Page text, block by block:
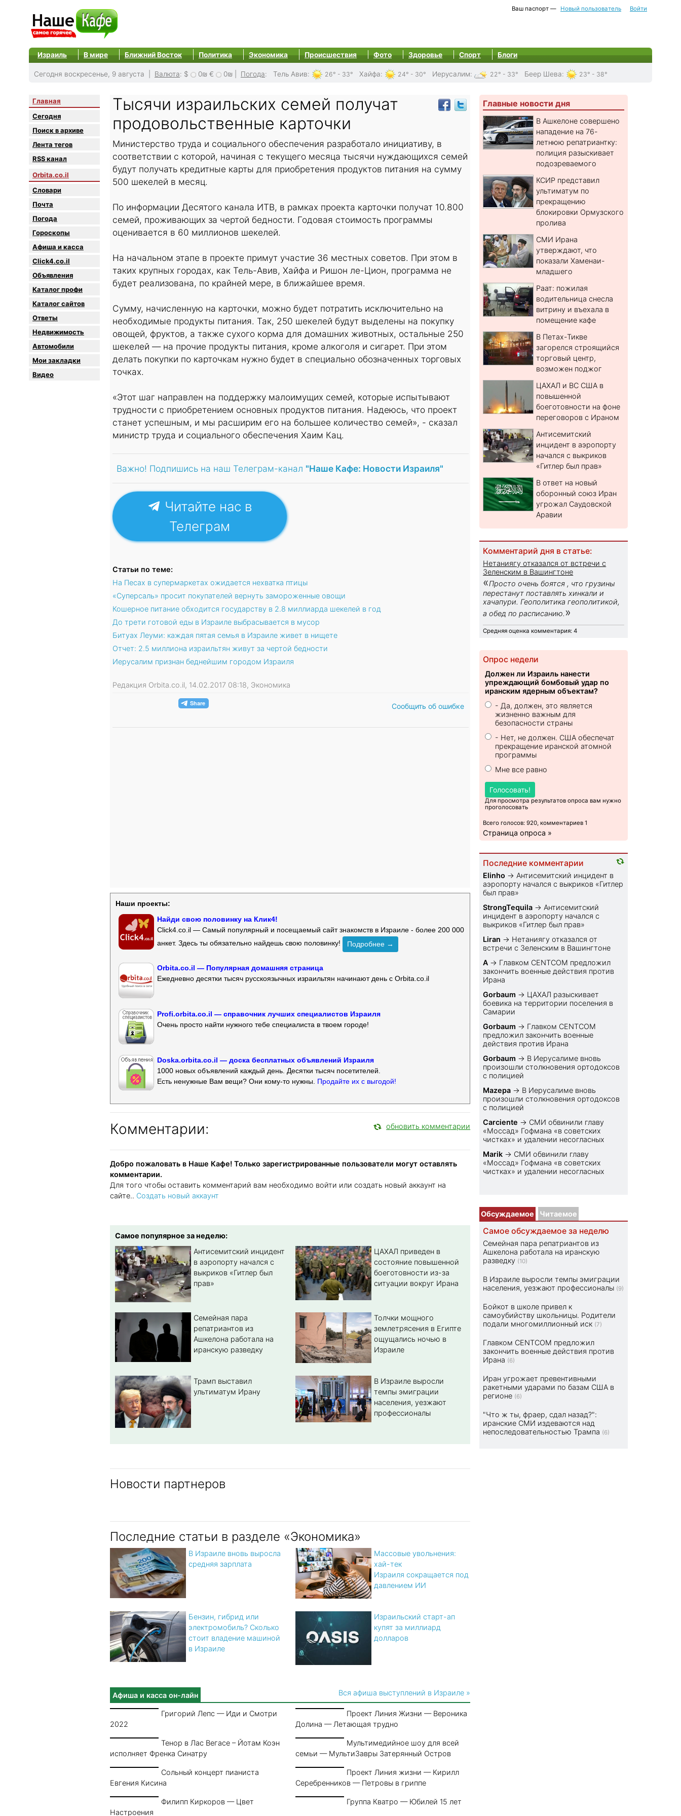
Ваш паспорт — Новый пользователь Войти
Израиль В мире Ближний Восток Политика Экономика Происшествия Фото Здоровье Спорт Блоги
Сегодня воскресенье, 9 августа | Валюта: $ 0₪ € 0₪ Погода: Тель Авив: 26° - 33° Хайфа: 24° - 30° Иерусалим: 22° - 33° Беер Шева: 23° - 38°
Главная
Сегодня
Поиск в архиве
Лента тегов
RSS канал
Orbita.co.il
Словари
Почта
Погода
Гороскопы
Афиша и касса
Click4.co.il
Объявления
Каталог профи
Каталог сайтов
Oтветы
Недвижимость
Автомобили
Мои закладки
Видео
Тысячи израильских семей получат
продовольственные карточки
Министерство труда и социального обеспечения разработало инициативу, в
соответствии с которой, начиная с текущего месяца тысячи нуждающихся семей
будут получать кредитные карты для приобретения продуктов питания на сумму
500 шекелей в месяц.
По информации Десятого канала ИТВ, в рамках проекта карточки получат 10.800
семей, проживающих за чертой бедности. Годовая стоимость программы
оценивается в 60 миллионов шекелей.
На начальном этапе в проекте примут участие 36 местных советов. При этом в
таких крупных городах, как Тель-Авив, Хайфа и Ришон ле-Цион, программа не
будет реализована, по крайней мере, в ближайшее время.
Сумму, начисленную на карточки, можно будет потратить исключительно на
необходимые продукты питания. Так, 250 шекелей будут выделены на покупку
овощей, фруктов, а также сухого корма для домашних животных, остальные 250
шекелей — на прочие продукты питания, кроме алкоголя и сигарет. При этом
делать покупки по карточкам нужно будет в специально обозначенных торговых
точках.
«Этот шаг направлен на поддержку малоимущих семей, которые испытывают
трудности с приобретением основных продуктов питания. Надеюсь, что проект
станет успешным, и мы расширим его на большее количество семей», - сказал
министр труда и социального обеспечения Хаим Кац.
Важно! Подпишись на наш Телеграм-канал "Наше Кафе: Новости Израиля"
Читайте нас в
Телеграм
Статьи по теме:
На Песах в супермаркетах ожидается нехватка птицы
«Суперсаль» просит покупателей вернуть замороженные овощи
Кошерное питание обходится государству в 2.8 миллиарда шекелей в год
До трети готовой еды в Израиле выбрасывается в мусор
Битуах Леуми: каждая пятая семья в Израиле живет в нищете
Отчет: 2.5 миллиона израильтян живут за чертой бедности
Иерусалим признан беднейшим городом Израиля
Редакция Orbita.co.il, 14.02.2017 08:18, Экономика
Сообщить об ошибке
Наши проекты:
Найди свою половинку на Клик4!
Click4.co.il — Самый популярный и посещаемый сайт знакомств в Израиле - более 200 000
анкет. Здесь ты обязательно найдешь свою половинку!
Подробнее →
Orbita.co.il — Популярная домашняя страница
Ежедневно десятки тысяч русскоязычных израильтян начинают день с Orbita.co.il
Profi.orbita.co.il — справочник лучших специалистов Израиля
Очень просто найти нужного тебе специалиста в твоем городе!
Doska.orbita.co.il — доска бесплатных объявлений Израиля
1000 новых объявлений каждый день. Десятки тысяч посетителей.
Есть ненужные Вам вещи? Они кому-то нужны. Продайте их с выгодой!
Комментарии: обновить комментарии
Добро пожаловать в Наше Кафе! Только зарегистрированные пользователи могут оставлять
комментарии.
Для того чтобы оставить комментарий вам необходимо войти или создать новый аккаунт на
сайте.. Создать новый аккаунт
Самое популярное за неделю:
Антисемитский инцидент
в аэропорту начался с
выкриков «Гитлер был
прав»
ЦАХАЛ приведен в
состояние повышенной
боеготовности из-за
ситуации вокруг Ирана
Семейная пара
репатриантов из
Ашкелона работала на
иранскую разведку
Толчки мощного
землетрясения в Египте
ощущались ночью в
Израиле
Трамп выставил
ультиматум Ирану
В Израиле выросли
темпы эмиграции
населения, уезжают
профессионалы
Новости партнеров
Последние статьи в разделе «Экономика»
В Израиле вновь выросла
средняя зарплата
Массовые увольнения:
хай-тек
Израиля сокращается под
давлением ИИ
Бензин, гибрид или
электромобиль? Cколько
стоит владение машиной
в Израиле
Израильский старт-ап
купят за миллиард
долларов
Афиша и касса он-лайн Вся афиша выступлений в Израиле »
Григорий Лепс — Иди и Смотри
2022
Проект Линия Жизни — Вероника
Долина — Летающая трудно
Тенор в Лас Вегасе – Йотам Коэн
исполняет Френка Синатру
Мультимедийное шоу для всей
семьи — МультиЗавры Затерянный Остров
Сольный концерт пианиста
Евгения Кисина
Проект Линия жизни — Кирилл
Серебренников — Петровы в гриппе
Филипп Киркоров — Цвет
Настроения
Группа Кватро — Юбилей 15 лет
Главные новости дня
В Ашкелоне совершено
нападение на 76-
летнюю репатриантку:
полиция разыскивает
подозреваемого
КСИР представил
ультиматум по
прекращению
блокировки Ормузского
пролива
СМИ Ирана
утверждают, что
показали Хаменаи-
младшего
Раат: пожилая
водительница снесла
витрину и въехала в
помещение кафе
В Петах-Тикве
загорелся строящийся
торговый центр,
возможен поджог
ЦАХАЛ и ВС США в
повышенной
боеготовности на фоне
переговоров с Ираном
Антисемитский
инцидент в аэропорту
начался с выкриков
«Гитлер был прав»
В ответ на новый
оборонный союз Иран
угрожал Саудовской
Аравии
Комментарий дня в статье:
Нетаниягу отказался от встречи с
Зеленским в Вашингтоне
«Просто очень боятся , что грузины
перестанут поставлять хинкали и
хачапури. Геополитика геополитикой,
а обед по расписанию. »
Средняя оценка комментария: 4
Опрос недели
Должен ли Израиль нанести
упреждающий бомбовый удар по
иранским ядерным объектам?
- Да, должен, это является
жизненно важным для
безопасности страны
- Нет, не должен. США обеспечат
прекращение иранской атомной
программы
Мне все равно
Голосовать!
Для просмотра результатов опроса вам нужно
проголосовать
Всего голосов: 920, комментариев 1
Страница опроса »
Последние комментарии
Elinho → Антисемитский инцидент в
аэропорту начался с выкриков «Гитлер
был прав»
StrongTequila → Антисемитский
инцидент в аэропорту начался с
выкриков «Гитлер был прав»
Liran → Нетаниягу отказался от
встречи с Зеленским в Вашингтоне
A → Главком CENTCOM предложил
закончить военные действия против
Ирана
Gorbaum → ЦАХАЛ разыскивает
боевика на территории поселения в
Самарии
Gorbaum → Главком CENTCOM
предложил закончить военные
действия против Ирана
Gorbaum → В Иерусалиме вновь
произошли столкновения ортодоксов
с полицией
Mazepa → В Иерусалиме вновь
произошли столкновения ортодоксов
с полицией
Carciente → СМИ обвинили главу
«Моссад» Гофмана «в советских
чистках» и удалении несогласных
Marik → СМИ обвинили главу
«Моссад» Гофмана «в советских
чистках» и удалении несогласных
Обсуждаемое Читаемое
Самое обсуждаемое за неделю
Семейная пара репатриантов из
Ашкелона работала на иранскую
разведку (10)
В Израиле выросли темпы эмиграции
населения, уезжают профессионалы (9)
Бойкот в школе привел к
самоубийству школьницы. Родители
подали многомиллионный иск (7)
Главком CENTCOM предложил
закончить военные действия против
Ирана (6)
Иран угрожает превентивными
ракетными ударами по базам США в
регионе (6)
"Что ж ты, фраер, сдал назад?":
иранские СМИ издеваются над
непоследовательностью Трампа (6)